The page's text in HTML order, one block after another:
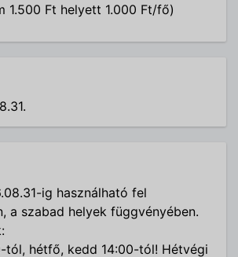
1.500 Ft helyett 1.000 Ft/fő)
ig használható fel
a szabad helyek függvényében.
tól, hétfő, kedd 14:00-tól! Hétvégi